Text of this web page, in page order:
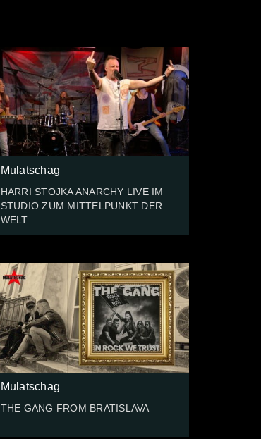
Mulatschag
HARRI STOJKA ANARCHY LIVE IM
STUDIO ZUM MITTELPUNKT DER
WELT
Mulatschag
THE GANG FROM BRATISLAVA